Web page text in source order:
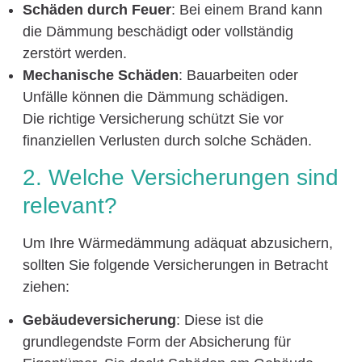
Schäden durch Feuer: Bei einem Brand kann
die Dämmung beschädigt oder vollständig
zerstört werden.
Mechanische Schäden: Bauarbeiten oder
Unfälle können die Dämmung schädigen.
Die richtige Versicherung schützt Sie vor
finanziellen Verlusten durch solche Schäden.
2. Welche Versicherungen sind
relevant?
Um Ihre Wärmedämmung adäquat abzusichern,
sollten Sie folgende Versicherungen in Betracht
ziehen:
Gebäudeversicherung: Diese ist die
grundlegendste Form der Absicherung für